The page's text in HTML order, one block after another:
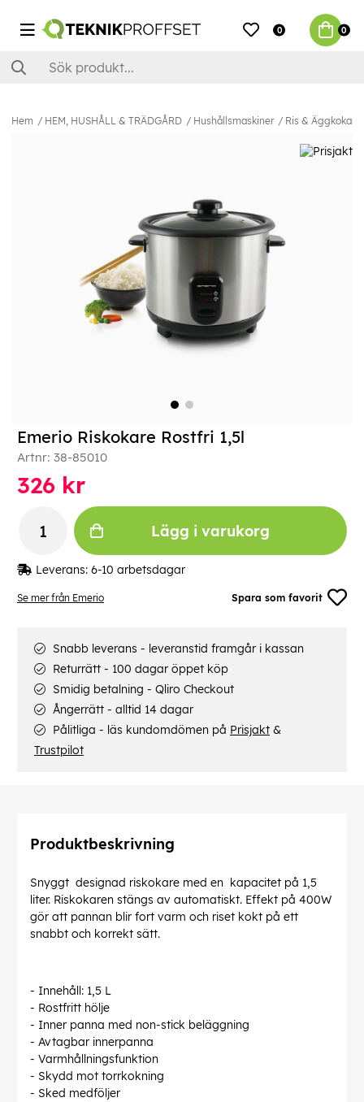
0 0
Hem HEM, HUSHÅLL & TRÄDGÅRD Hushållsmaskiner Ris & Äggkokare
Se mer från Emerio Spara som favorit
Emerio Riskokare Rostfri 1,5l
Artnr: 38-85010
326 kr
Lägg i varukorg
Leverans: 6-10 arbetsdagar
Snabb leverans - leveranstid framgår i kassan
Returrätt - 100 dagar öppet köp
Smidig betalning - Qliro Checkout
Ångerrätt - alltid 14 dagar
Pålitliga - läs kundomdömen på Prisjakt &
Trustpilot
Produktbeskrivning
Snyggt designad riskokare med en kapacitet på 1,5
liter. Riskokaren stängs av automatiskt. Effekt på 400W
gör att pannan blir fort varm och riset kokt på ett
snabbt och korrekt sätt.
- Innehåll: 1,5 L
- Rostfritt hölje
- Inner panna med non-stick beläggning
- Avtagbar innerpanna
- Varmhållningsfunktion
- Skydd mot torrkokning
- Sked medföljer